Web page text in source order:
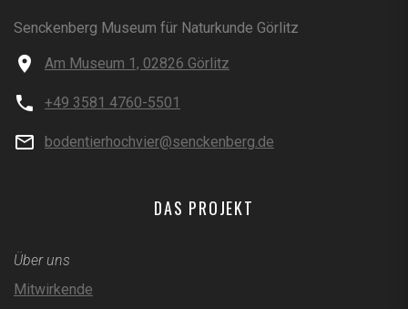
Senckenberg Museum für Naturkunde Görlitz
Am Museum 1, 02826 Görlitz
+49 3581 4760-5501
bodentierhochvier@senckenberg.de
DAS PROJEKT
Über uns
Mitwirkende